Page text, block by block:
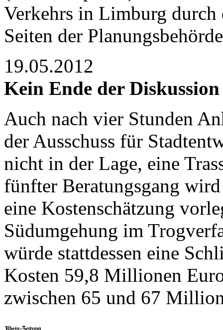
Verkehrs in Limburg durch
Seiten der
19.05.2012
Kein Ende der
Auch nach vier Stunden
der Ausschuss für
nicht in der Lage, eine
fünfter Beratungsgang
eine Kostenschätzung
Südumgehung im
würde stattdessen eine
Kosten 59,8 Millionen
zwischen 65 und 67